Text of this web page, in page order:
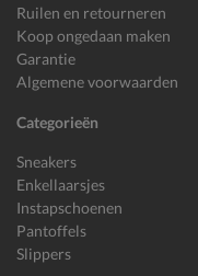
Ruilen en retourneren
Koop ongedaan maken
Garantie
Algemene voorwaarden
Categorieën
Sneakers
Enkellaarsjes
Instapschoenen
Pantoffels
Slippers